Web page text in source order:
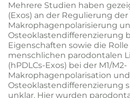
Mehrere Studien haben
(Exos) an der Regulierung der
Makrophagenpolarisierung
Osteoklastendifferenzierung
Eigenschaften sowie die
menschlichen parodontalen
(hPDLCs-Exos) bei der M1/M2-
Makrophagenpolarisation und
Osteoklastendifferenzierung
unklar. Hier wurden